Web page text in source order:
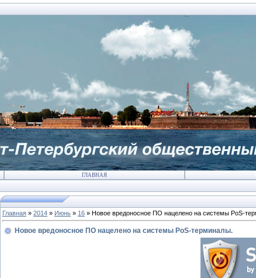
ГЛАВНАЯ
Главная » 2014 » Июнь » 16 » Новое вредоносное ПО нацелено на системы PoS-
Новое вредоносное ПО нацелено на системы PoS-терминалы.